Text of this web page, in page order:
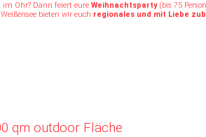
im Ohr? Dann feiert eure Weihnachtsparty(bis 75
bieten wir euch regionales und mit Liebe
qm outdoor Fläche